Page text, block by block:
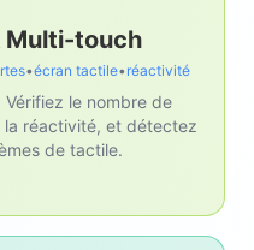
Multi-touch
•écran tactile•réactivité
le nombre de
réactivité, et détectez
de tactile.